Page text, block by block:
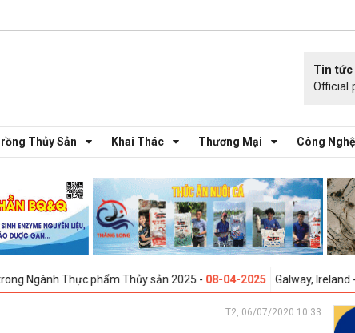
Tin tức
Official
Thủy Sản Khai Thác Thương Mại Công
phẩm Thủy sản 2025 -08-04-2025 Galway, Ireland - Hội thảo
T2, 06/07/2020 10:33